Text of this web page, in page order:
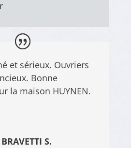
et sérieux. Ouvriers
Bonne
la maison HUYNEN.
S.